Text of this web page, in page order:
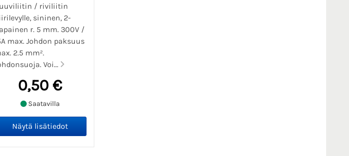
/ riviliitin
sininen, 2-
r. 5 mm. 300V /
max. Johdon paksuus
2.5 mm².
Voi...
0,50 €
Saatavilla